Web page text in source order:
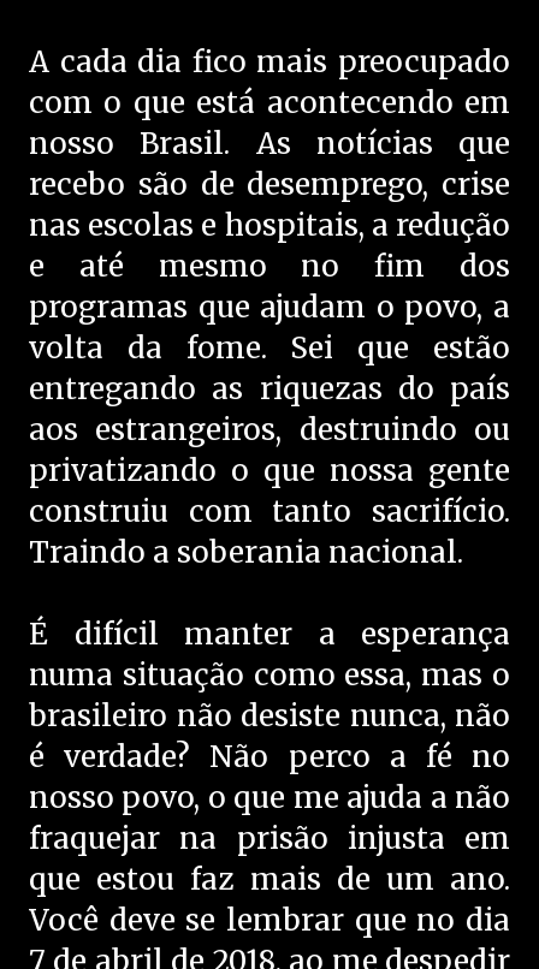
A cada dia fico mais preocupado
com o que está acontecendo em
nosso Brasil. As notícias que
recebo são de desemprego, crise
nas escolas e hospitais, a redução
e até mesmo no fim dos
programas que ajudam o povo, a
volta da fome. Sei que estão
entregando as riquezas do país
aos estrangeiros, destruindo ou
privatizando o que nossa gente
construiu com tanto sacrifício.
Traindo a soberania nacional.
É difícil manter a esperança
numa situação como essa, mas o
brasileiro não desiste nunca, não
é verdade? Não perco a fé no
nosso povo, o que me ajuda a não
fraquejar na prisão injusta em
que estou faz mais de um ano.
Você deve se lembrar que no dia
7 de abril de 2018, ao me despedir